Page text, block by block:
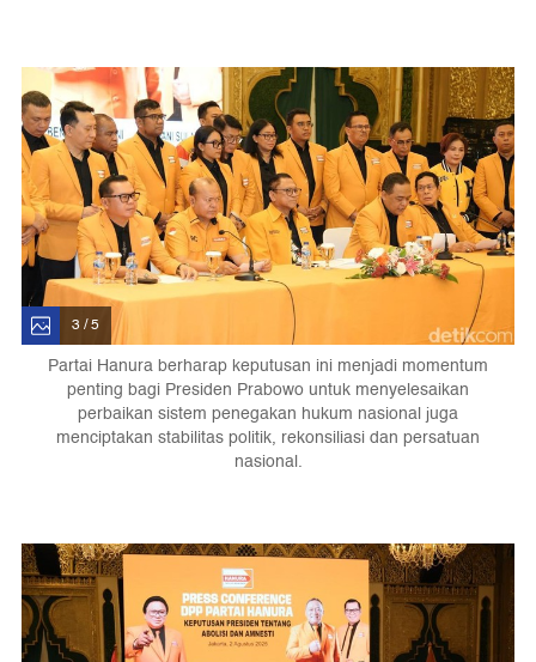
3 / 5
Partai Hanura berharap keputusan ini menjadi momentum
penting bagi Presiden Prabowo untuk menyelesaikan
perbaikan sistem penegakan hukum nasional juga
menciptakan stabilitas politik, rekonsiliasi dan persatuan
nasional.